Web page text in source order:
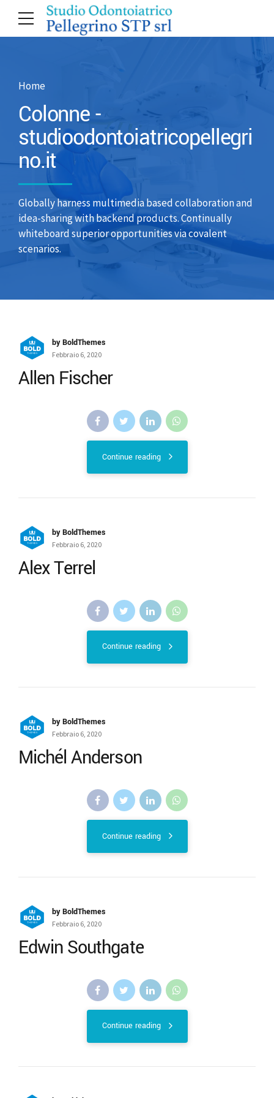
Home
Colonne -
studioodontoiatricopellegri
no.it
Globally harness multimedia based collaboration and
idea-sharing with backend products. Continually
whiteboard superior opportunities via covalent
scenarios.
by BoldThemes
Febbraio 6, 2020
Allen Fischer
Continue reading
by BoldThemes
Febbraio 6, 2020
Alex Terrel
Continue reading
by BoldThemes
Febbraio 6, 2020
Michél Anderson
Continue reading
by BoldThemes
Febbraio 6, 2020
Edwin Southgate
Continue reading